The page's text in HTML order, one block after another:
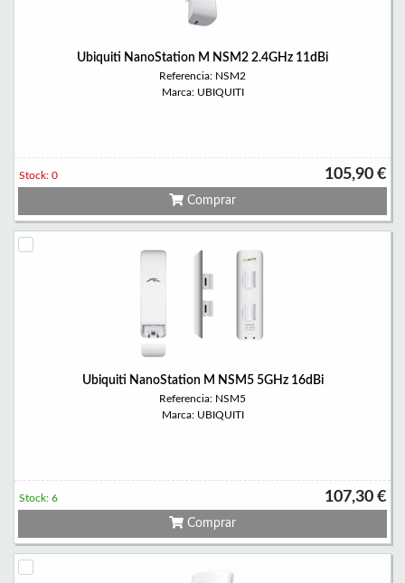
Ubiquiti NanoStation M NSM2 2.4GHz 11dBi
Referencia: NSM2
Marca: UBIQUITI
105,90 €
Stock: 0
Comprar
Ubiquiti NanoStation M NSM5 5GHz 16dBi
Referencia: NSM5
Marca: UBIQUITI
107,30 €
Stock: 6
Comprar